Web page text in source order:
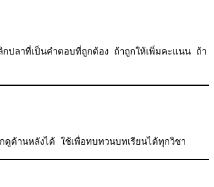
ลาที่เป็นคำตอบที่ถูกต้อง ถ้าถูกให้เพิ่มคะแนน ถ้า
ด้านหลังได้ ใช้เพื่อทบทวนบทเรียนได้ทุกวิชา